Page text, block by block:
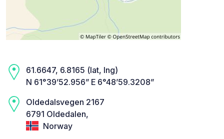
61.6647, 6.8165 (lat, lng)
N 61°39’52.956” E 6°48’59.3208”
Oldedalsvegen 2167
6791 Oldedalen,
Norway